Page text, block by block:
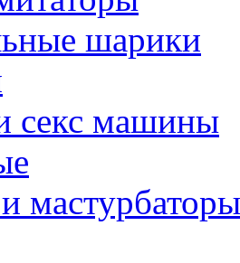
шарики
секс машины
мастурбаторы